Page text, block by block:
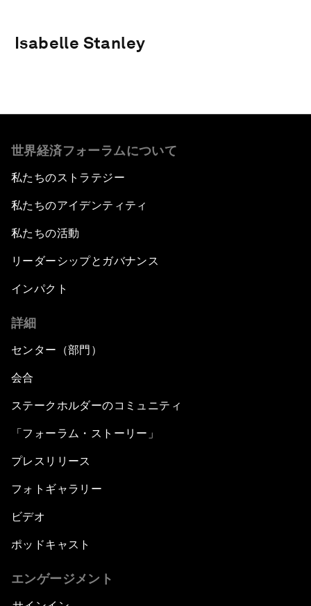
Isabelle Stanley
世界経済フォーラムについて
私たちのストラテジー
私たちのアイデンティティ
私たちの活動
リーダーシップとガバナンス
インパクト
詳細
センター（部門）
会合
ステークホルダーのコミュニティ
「フォーラム・ストーリー」
プレスリリース
フォトギャラリー
ビデオ
ポッドキャスト
エンゲージメント